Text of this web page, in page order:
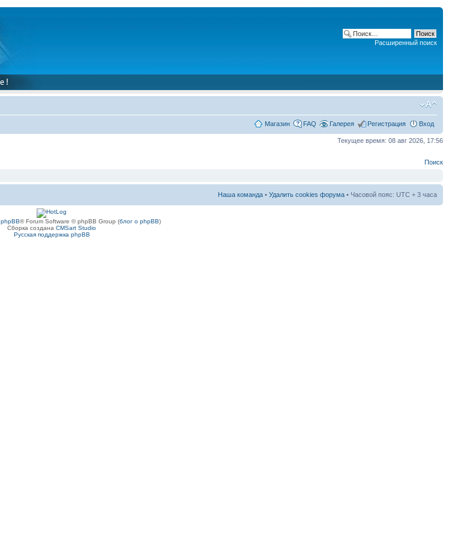
Расширенный поиск
Магазин FAQ Галерея Регистрация Вход
Текущее время: 08 авг 2026, 17:56
Поиск
Наша команда • Удалить cookies форума • Часовой пояс: UTC + 3 часа
phpBB® Forum Software © phpBB Group (блог о phpBB)
Сборка создана CMSart Studio
Русская поддержка phpBB